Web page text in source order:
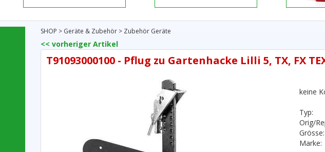
SHOP > Geräte & Zubehör > Zubehör Geräte
<< vorheriger Artikel
T91093000100 - Pflug zu Gartenhacke Lilli 5, TX, FX
keine
Typ:
Orig/
Grösse:
Marke: